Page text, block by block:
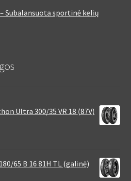
Subalansuota sportinė kelių
Ultra 300/35 VR 18 (87V)
65 B 16 81H TL (galinė)